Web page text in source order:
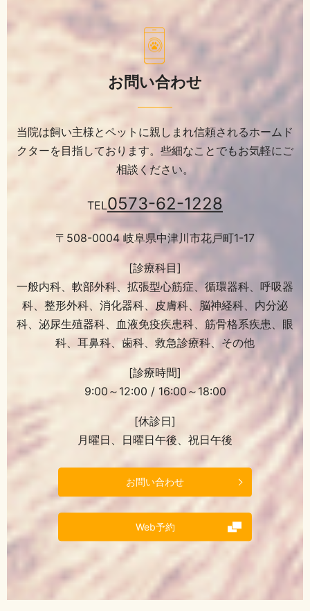
お問い合わせ
当院は飼い主様とペットに親しまれ信頼されるホームド
クターを目指しております。 些細なことでもお気軽にご
相談ください。
TEL0573-62-1228
〒508-0004 岐阜県中津川市花戸町1-17
[診療科目]
一般内科、軟部外科、拡張型心筋症、循環器科、呼吸器
科、整形外科、消化器科、皮膚科、脳神経科、内分泌
科、泌尿生殖器科、血液免疫疾患科、筋骨格系疾患、眼
科、耳鼻科、歯科、救急診療科、その他
[診療時間]
9:00～12:00 / 16:00～18:00
[休診日]
月曜日、日曜日午後、祝日午後
お問い合わせ
Web予約